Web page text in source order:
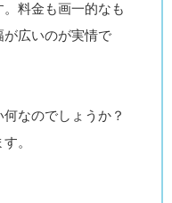
料金も画一的なも
広いのが実情で
なのでしょうか？
。